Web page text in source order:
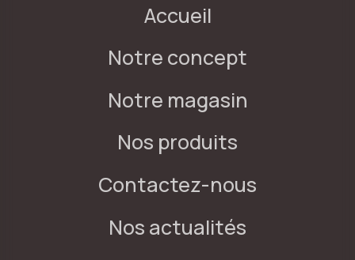
Accueil
Notre concept
Notre magasin
Nos produits
Contactez-nous
Nos actualités